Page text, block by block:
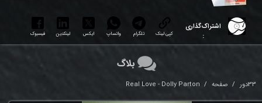
اشتراک‌گذاری
:
کپی لینک تلگرام واتساپ ایکس لینکدین فیسبوک
33دور صفحه Real Love - Dolly Parton
بلاگ